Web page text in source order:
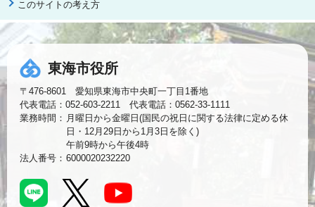
このサイトの考え方
東海市役所
〒476-8601 愛知県東海市中央町一丁目1番地
代表電話：052-603-2211 代表電話：0562-33-1111
業務時間： 月曜日から金曜日(国民の祝日に関する法律に定める休
日・12月29日から1月3日を除く)
午前9時から午後4時
法人番号： 6000020232220